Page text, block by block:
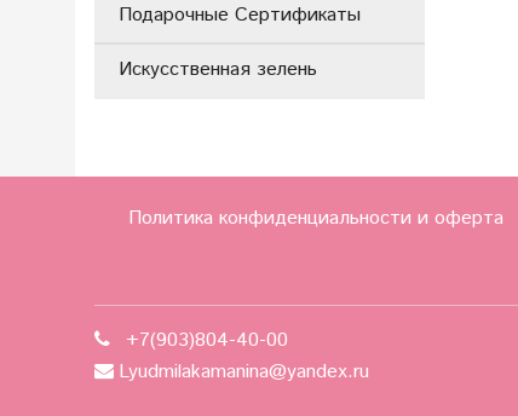
Подарочные Сертификаты
Искусственная зелень
Политика конфиденциальности и оферта
+7(903)804-40-00
Lyudmilakamanina@yandex.ru